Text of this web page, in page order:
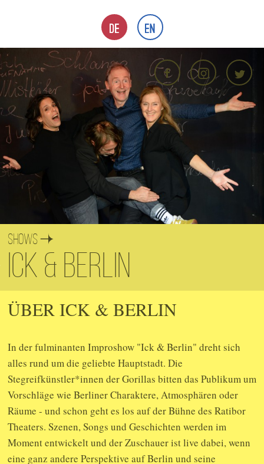
Shows
Ick & Berlin
ÜBER ICK & BERLIN
In der fulminanten Improshow "Ick & Berlin" dreht sich
alles rund um die geliebte Hauptstadt. Die
Stegreifkünstler*innen der Gorillas bitten das Publikum um
Vorschläge wie Berliner Charaktere, Atmosphären oder
Räume - und schon geht es los auf der Bühne des Ratibor
Theaters. Szenen, Songs und Geschichten werden im
Moment entwickelt und der Zuschauer ist live dabei, wenn
eine ganz andere Perspektive auf Berlin und seine